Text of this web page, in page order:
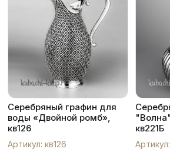
Серебряный графин для
воды «Двойной ромб»,
кв126
Артикул: кв126
кв221Б